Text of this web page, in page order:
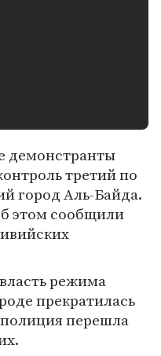
демонстранты
третий по
город Аль-Байда.
этом сообщили
режима
прекратилась
полиция перешла